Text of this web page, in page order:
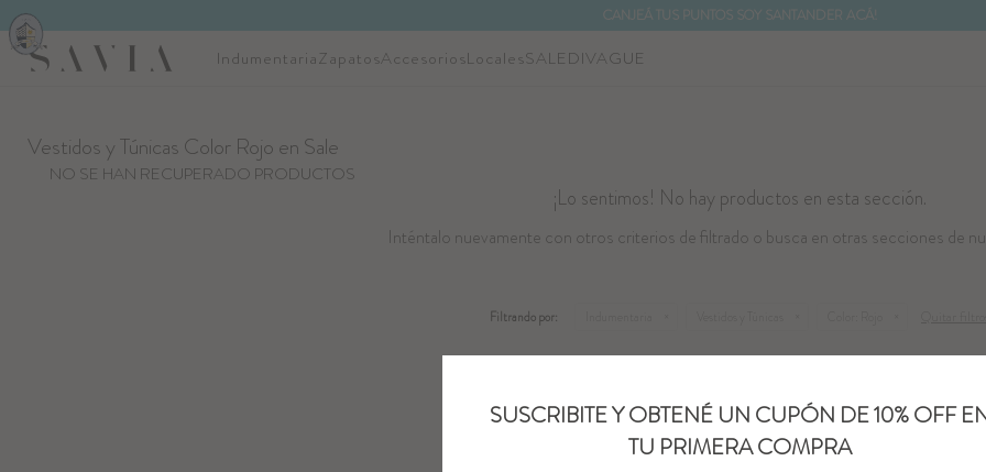
SUSCRIBITE Y OBTENÉ UN CUPÓN DE 10% OFF
TU PRIMERA COMPRA
CANJEÁ TUS PUNTOS SOY SANTANDER ACÁ!
IndumentariaZapatosAccesoriosLocalesSALEDIVAGUE
Vestidos y Túnicas Color Rojo en Sale
NO SE HAN RECUPERADO PRODUCTOS
¡Lo sentimos! No hay productos en esta sección.
Inténtalo nuevamente con otros criterios de filtrado o busca en otras secciones de
Filtrando por: